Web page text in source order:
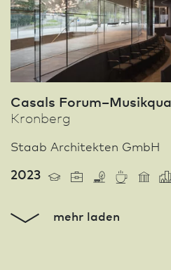
Casals
Kronberg
Staab Architekten GmbH
2023
mehr laden